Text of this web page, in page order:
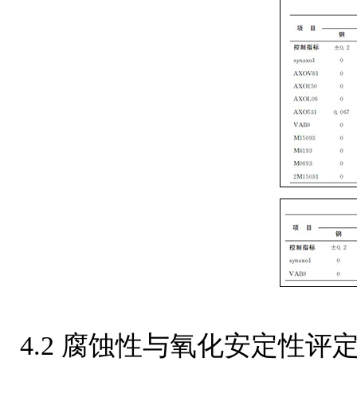
4.2 腐蚀性与氧化安定性评